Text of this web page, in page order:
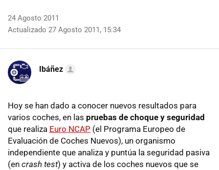
24 Agosto 2011
Actualizado 27 Agosto 2011, 15:34
Ibáñez
Hoy se han dado a conocer nuevos resultados para
varios coches, en las pruebas de choque y seguridad
que realiza Euro NCAP (el Programa Europeo de
Evaluación de Coches Nuevos), un organismo
independiente que analiza y puntúa la seguridad pasiva
(en crash test) y activa de los coches nuevos que se